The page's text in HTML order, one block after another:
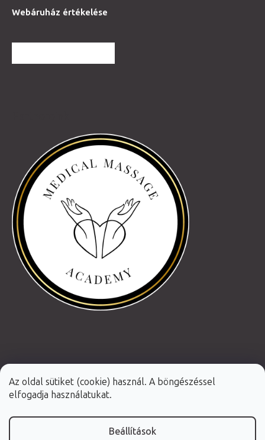
Az oldal sütiket (cookie) használ. A böngészéssel
elfogadja használatukat.
Beállítások
Webáruház értékelése